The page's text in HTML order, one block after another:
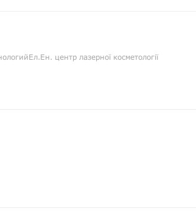
центр лазерної косметології